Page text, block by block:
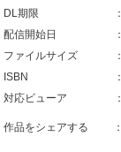
DL期限
：
配信開始日
：
ファイルサイズ
：
ISBN
：
対応ビューア
：
作品をシェアする ：